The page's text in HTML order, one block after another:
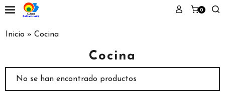
0
Inicio » Cocina
Cocina
No se han encontrado productos